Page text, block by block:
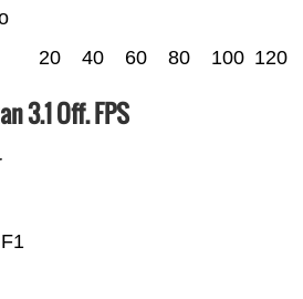
20 40 60 80 100 120
3.1 Off. FPS